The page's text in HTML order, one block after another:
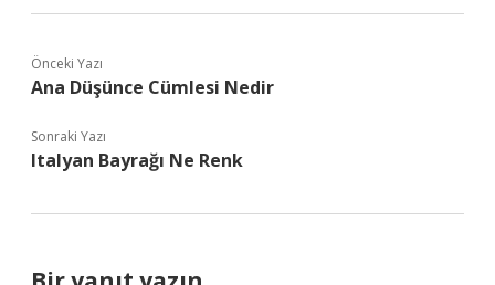
Önceki Yazı
Ana Düşünce Cümlesi Nedir
Sonraki Yazı
Italyan Bayrağı Ne Renk